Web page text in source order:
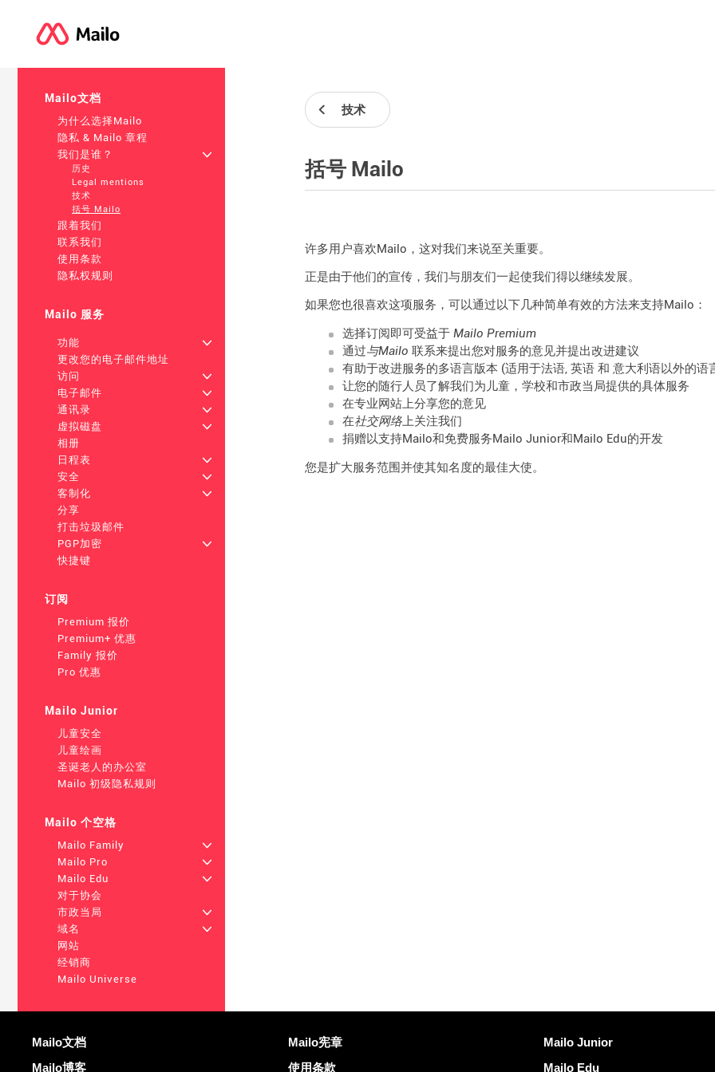
Mailo文档
为什么选择Mailo
隐私 & Mailo 章程
我们是谁？
+
历史
Legal mentions
技术
括号 Mailo
跟着我们
联系我们
使用条款
隐私权规则
Mailo 服务
功能
+
更改您的电子邮件地址
访问
+
电子邮件
+
通讯录
+
虚拟磁盘
+
相册
日程表
+
安全
+
客制化
+
分享
打击垃圾邮件
PGP加密
+
快捷键
订阅
Premium 报价
Premium+ 优惠
Family 报价
Pro 优惠
Mailo Junior
儿童安全
儿童绘画
圣诞老人的办公室
Mailo 初级隐私规则
Mailo 个空格
Mailo Family
+
Mailo Pro
+
Mailo Edu
+
对于协会
市政当局
+
域名
+
网站
经销商
Mailo Universe
技术
括号 Mailo
许多用户喜欢Mailo，这对我们来说至关重要。
正是由于他们的宣传，我们与朋友们一起使我们得以继续发展。
如果您也很喜欢这项服务，可以通过以下几种简单有效的方法来支持Mailo：
选择订阅即可受益于 Mailo Premium
通过与Mailo 联系来提出您对服务的意见并提出改进建议
有助于改进服务的多语言版本 (适用于法语, 英语 和 意大利语以外的语
让您的随行人员了解我们为儿童，学校和市政当局提供的具体服务
在专业网站上分享您的意见
在社交网络上关注我们
捐赠以支持Mailo和免费服务Mailo Junior和Mailo Edu的开发
您是扩大服务范围并使其知名度的最佳大使。
更多信息
Mailo文档
Mailo博客
有用的链接
Mailo宪章
使用条款
发现Mailo
Mailo Junior
Mailo Edu